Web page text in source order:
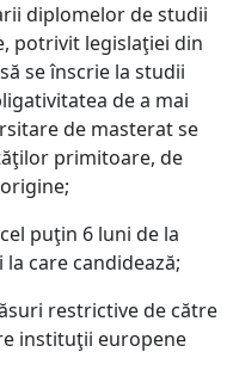
diplomelor de studii
potrivit legislaţiei din
se înscrie la studii
de a mai
de masterat se
primitoare, de
puţin 6 luni de la
care candidează;
restrictive de către
instituţii europene